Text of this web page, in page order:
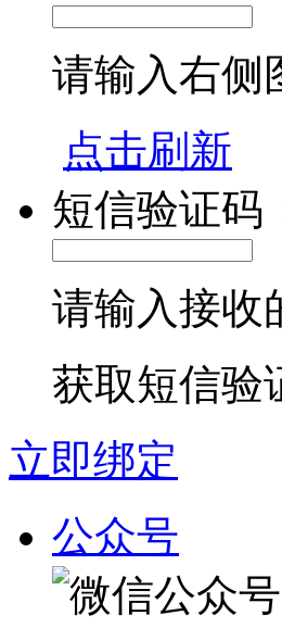
请输入右侧
点击刷新
短信验证码
请输入接收
获取短信验
立即绑定
公众号